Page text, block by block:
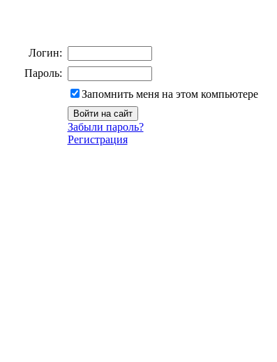
Логин:
Пароль:
Запомнить меня на этом компьютере
Забыли пароль?
Регистрация